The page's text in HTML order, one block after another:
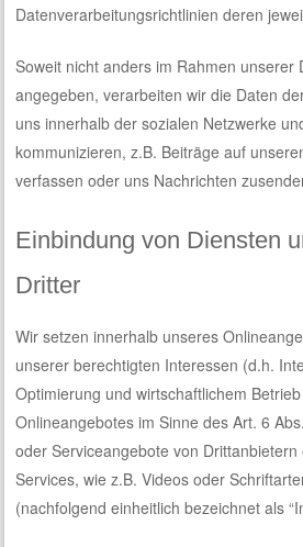
Datenverarbeitungsrichtlinien deren
Soweit nicht anders im Rahmen unserer
angegeben, verarbeiten wir die Daten
uns innerhalb der sozialen Netzwerke
kommunizieren, z.B. Beiträge auf
verfassen oder uns Nachrichten
Einbindung von Diensten
Dritter
Wir setzen innerhalb unseres
unserer berechtigten Interessen (d.h.
Optimierung und wirtschaftlichem
Onlineangebotes im Sinne des Art. 6
oder Serviceangebote von
Services, wie z.B. Videos oder
(nachfolgend einheitlich bezeichnet als